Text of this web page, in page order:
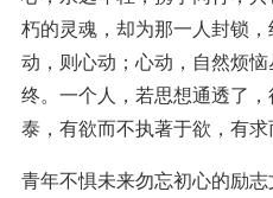
朽的灵魂，却为那一人封锁
动，则心动；心动，自然烦
终。一个人，若思想通透了
泰，有欲而不执著于欲，有求
青年不惧未来勿忘初心的励